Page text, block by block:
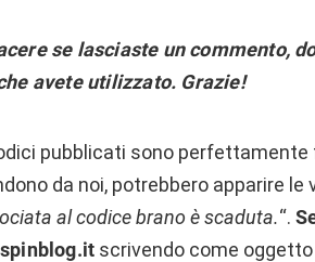
se lasciaste un commento,
avete utilizzato. Grazie!
pubblicati sono perfettamente
da noi, potrebbero apparire le
al codice brano è scaduta.“.
scrivendo come oggetto